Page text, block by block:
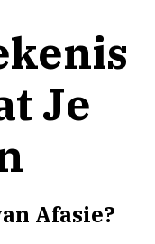
Je
Afasie?